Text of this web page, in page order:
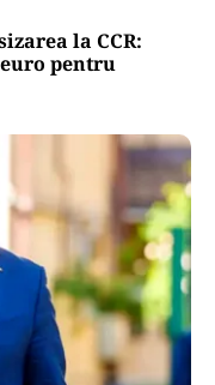
la CCR:
pentru